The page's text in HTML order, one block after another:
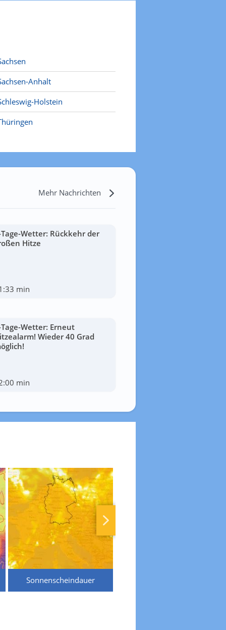
Anhalt
Holstein
Mehr Nachrichten
Wetter: Rückkehr der
Hitze
min
Wetter: Erneut
Wieder 40 Grad
min
Sonnenscheindauer